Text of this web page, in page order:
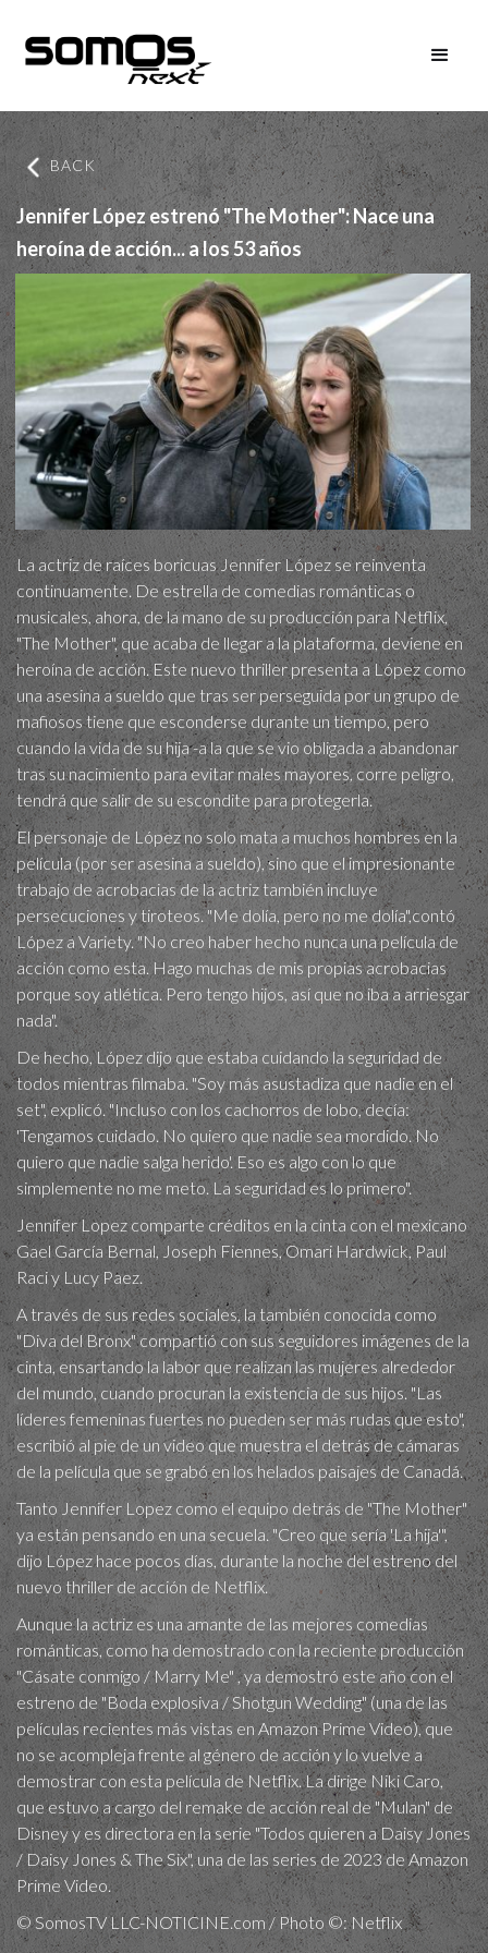
BACK
Jennifer López estrenó "The Mother": Nace una
heroína de acción... a los 53 años
La actriz de raíces boricuas Jennifer López se reinventa
continuamente. De estrella de comedias románticas o
musicales, ahora, de la mano de su producción para Netflix,
"The Mother", que acaba de llegar a la plataforma, deviene en
heroína de acción. Este nuevo thriller presenta a López como
una asesina a sueldo que tras ser perseguida por un grupo de
mafiosos tiene que esconderse durante un tiempo, pero
cuando la vida de su hija -a la que se vio obligada a abandonar
tras su nacimiento para evitar males mayores, corre peligro,
tendrá que salir de su escondite para protegerla.
El personaje de López no solo mata a muchos hombres en la
película (por ser asesina a sueldo), sino que el impresionante
trabajo de acrobacias de la actriz también incluye
persecuciones y tiroteos. "Me dolía, pero no me dolía",contó
López a Variety. "No creo haber hecho nunca una película de
acción como esta. Hago muchas de mis propias acrobacias
porque soy atlética. Pero tengo hijos, así que no iba a arriesgar
nada".
De hecho, López dijo que estaba cuidando la seguridad de
todos mientras filmaba. "Soy más asustadiza que nadie en el
set", explicó. "Incluso con los cachorros de lobo, decía:
'Tengamos cuidado. No quiero que nadie sea mordido. No
quiero que nadie salga herido'. Eso es algo con lo que
simplemente no me meto. La seguridad es lo primero".
Jennifer Lopez comparte créditos en la cinta con el mexicano
Gael García Bernal, Joseph Fiennes, Omari Hardwick, Paul
Raci y Lucy Paez.
A través de sus redes sociales, la también conocida como
"Diva del Bronx" compartió con sus seguidores imágenes de la
cinta, ensartando la labor que realizan las mujeres alrededor
del mundo, cuando procuran la existencia de sus hijos. "Las
líderes femeninas fuertes no pueden ser más rudas que esto",
escribió al pie de un video que muestra el detrás de cámaras
de la película que se grabó en los helados paisajes de Canadá.
Tanto Jennifer Lopez como el equipo detrás de "The Mother"
ya están pensando en una secuela. "Creo que sería 'La hija'",
dijo López hace pocos días, durante la noche del estreno del
nuevo thriller de acción de Netflix.
Aunque la actriz es una amante de las mejores comedias
románticas, como ha demostrado con la reciente producción
"Cásate conmigo / Marry Me" , ya demostró este año con el
estreno de "Boda explosiva / Shotgun Wedding" (una de las
películas recientes más vistas en Amazon Prime Video), que
no se acompleja frente al género de acción y lo vuelve a
demostrar con esta película de Netflix. La dirige Niki Caro,
que estuvo a cargo del remake de acción real de "Mulan" de
Disney y es directora en la serie "Todos quieren a Daisy Jones
/ Daisy Jones & The Six", una de las series de 2023 de Amazon
Prime Video.
© SomosTV LLC-NOTICINE.com / Photo ©: Netflix